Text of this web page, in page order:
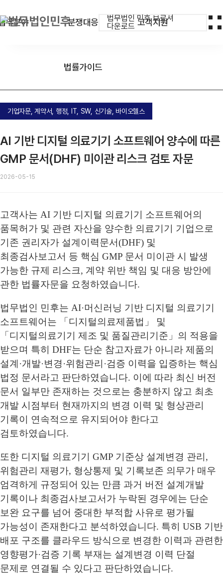
법무법인 민후 브로셔
다운로드
무분야 분쟁대응
법률가이드
고객지원
기업자문, 계약서, 행정, IT, SW, 신기술, 바이오헬스
AI 기반 디지털 의료기기 소프트웨어 양수에 따른
GMP 문서(DHF) 미이관 리스크 검토 자문
2026-05-15
고객사는 AI 기반 디지털 의료기기 소프트웨어의
품목허가 및 관련 자산을 양수한 의료기기 기업으로
기존 권리자가 설계이력문서(DHF) 및
최종검사보고서 등 핵심 GMP 문서 미이관 시 발생
가능한 규제 리스크, 계약 위반 책임 및 대응 방안에
관한 법률자문을 요청하였습니다.
법무법인 민후는 AI·머신러닝 기반 디지털 의료기기
소프트웨어는 「디지털의료제품법」 및
「디지털의료기기 제조 및 품질관리기준」의 적용을
받으며 특히 DHF는 단순 참고자료가 아니라 제품의
설계·개발·변경·위험관리·검증 이력을 입증하는 핵심
법정 문서라고 판단하였습니다. 이에 따라 최신 버전
문서 일부만 존재하는 것으로는 충분하지 않고 최초
개발 시점부터 현재까지의 변경 이력 및 형상관리
기록이 연속적으로 유지되어야 한다고
검토하였습니다.
또한 디지털 의료기기 GMP 기준상 설계변경 관리,
위험관리 재평가, 형상통제 및 기록보존 의무가 매우
엄격하게 규정되어 있는 만큼 과거 버전 설계개발
기록이나 최종검사보고서가 누락된 경우에는 단순
보완 요구를 넘어 중대한 부적합 사유로 평가될
가능성이 존재한다고 분석하였습니다. 특히 USB 기반
배포 구조를 클라우드 방식으로 변경한 이력과 관련한
영향평가·검증 기록 부재는 설계변경 이력 단절
문제로 연결될 수 있다고 판단하였습니다.